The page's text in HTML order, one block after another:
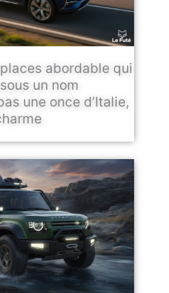
abordable qui
un nom
une once d’Italie,